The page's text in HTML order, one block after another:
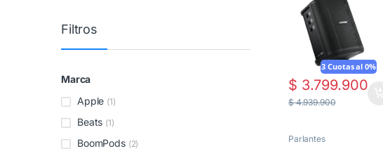
3 Cuotas al 0%
$ 3.799.900
$4.939.900
Parlantes
Filtros
Marca
Apple (1)
Beats (1)
BoomPods (2)